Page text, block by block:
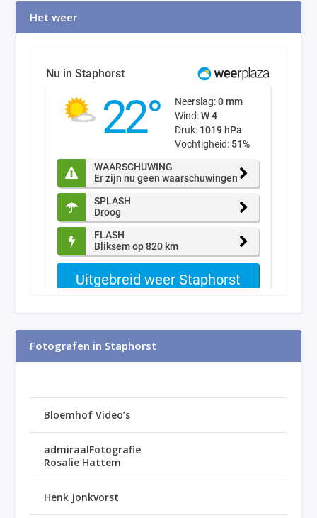
Het weer
Fotografen in Staphorst
Bloemhof Video’s
admiraalFotografie
Rosalie Hattem
Henk Jonkvorst